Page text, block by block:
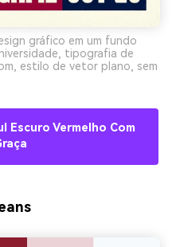
gráfico em um fundo
tipografia de
estilo de vetor plano, sem
Escuro Vermelho Com